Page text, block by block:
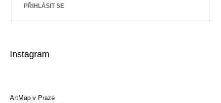
PŘIHLÁSIT SE
Instagram
ArtMap v Praze